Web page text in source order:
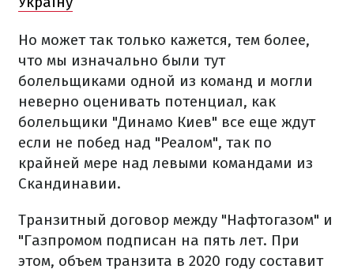
Но может так только кажется, тем более,
что мы изначально были тут
болельщиками одной из команд и могли
неверно оценивать потенциал, как
болельщики "Динамо Киев" все еще ждут
если не побед над "Реалом", так по
крайней мере над левыми командами из
Скандинавии.
Транзитный договор между "Нафтогазом" и
"Газпромом подписан на пять лет. При
этом, объем транзита в 2020 году составит